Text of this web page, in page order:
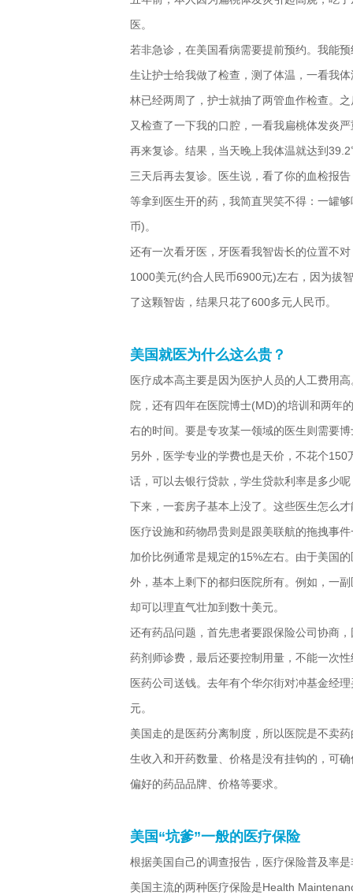
医。
若非急诊，在美国看病需要提前预约。我能
生让护士给我做了检查，测了体温，一看我
林已经两周了，护士就抽了两管血作检查。
又检查了一下我的口腔，一看我扁桃体发炎
再来复诊。结果，当天晚上我体温就达到
三天后再去复诊。医生说，看了你的血检报
等拿到医生开的药，我简直哭笑不得：一罐
币)。
还有一次看牙医，牙医看我智齿长的位置不
1000美元(约合人民币6900元)左右，因为拔
了这颗智齿，结果只花了600多元人民币。
美国就医为什么这么贵？
医疗成本高主要是因为医护人员的人工费用
院，还有四年在医院博士(MD)的培训和两年
右的时间。要是专攻某一领域的医生则需要
另外，医学专业的学费也是天价，不花个
话，可以去银行贷款，学生贷款利率是多少
下来，一套房子基本上没了。这些医生怎么
医疗设施和药物昂贵则是跟美联航的拖拽事
加价比例通常是规定的15%左右。由于美国
外，基本上剩下的都归医院所有。例如，一
却可以理直气壮加到数十美元。
还有药品问题，首先患者要跟保险公司协商
药剂师诊费，最后还要控制用量，不能一次
医药公司送钱。去年有个华尔街对冲基金经
元。
美国走的是医药分离制度，所以医院是不卖
生收入和开药数量、价格是没有挂钩的，可
偏好的药品品牌、价格等要求。
美国“坑爹”一般的医疗保险
根据美国自己的调查报告，医疗保险普及率
美国主流的两种医疗保险是Health